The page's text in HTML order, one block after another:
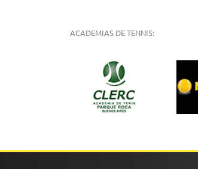
ACADEMIAS DE TENNIS: